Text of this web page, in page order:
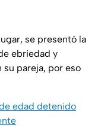
se presentó la
ebriedad y
pareja, por eso
edad detenido